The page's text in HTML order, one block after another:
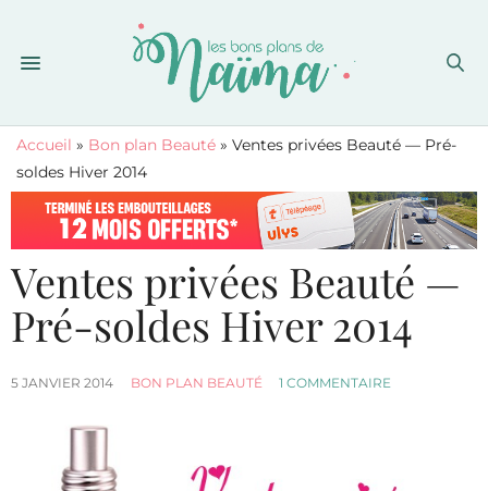
Accueil » Bon plan Beauté » Ventes privées Beauté — Pré-
soldes Hiver 2014
Ventes privées Beauté —
Pré-soldes Hiver 2014
5 JANVIER 2014 BON PLAN BEAUTÉ 1 COMMENTAIRE